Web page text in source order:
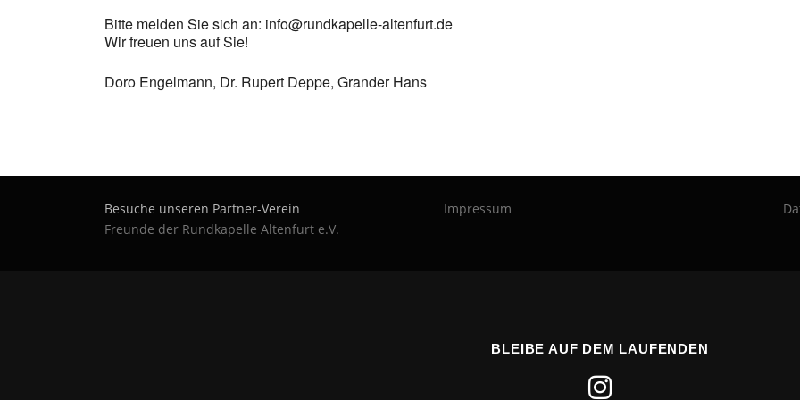
Bitte melden Sie sich an: info@rundkapelle-altenfurt.de
Wir freuen uns auf Sie!
Doro Engelmann, Dr. Rupert Deppe, Grander Hans
Besuche unseren Partner-Verein
Freunde der Rundkapelle Altenfurt e.V.
Impressum
BLEIBE AUF DEM LAUFENDEN